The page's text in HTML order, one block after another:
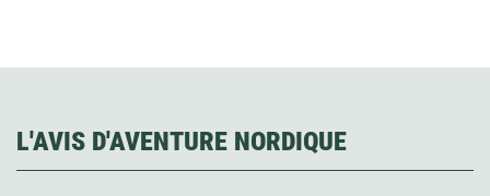
L'AVIS D'AVENTURE NORDIQUE